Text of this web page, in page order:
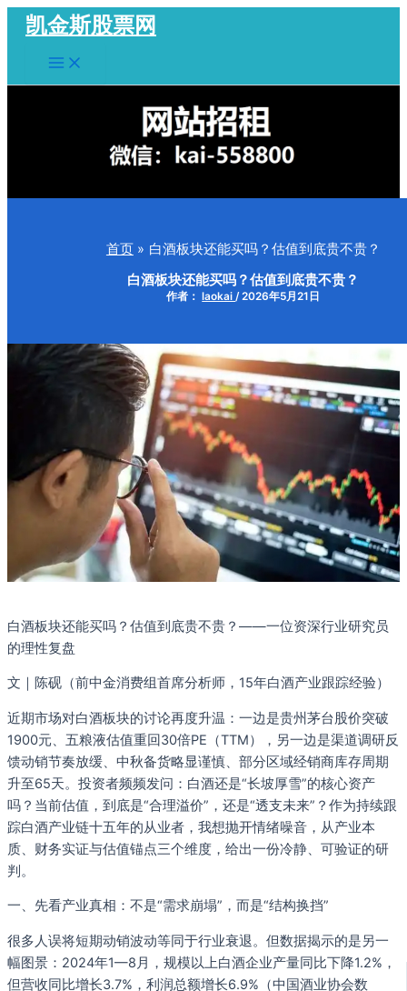
容
凯金斯股票网
Main
Menu
首页 白酒板块还能买吗？估值到底贵不贵？
白酒板块还能买吗？估值到底贵不贵？
作者： laokai /2026年5月21日
白酒板块还能买吗？估值到底贵不贵？——一位资深行业研究员
的理性复盘
文｜陈砚（前中金消费组首席分析师，15年白酒产业跟踪经验）
近期市场对白酒板块的讨论再度升温：一边是贵州茅台股价突破
1900元、五粮液估值重回30倍PE（TTM），另一边是渠道调研反
馈动销节奏放缓、中秋备货略显谨慎、部分区域经销商库存周期
升至65天。投资者频频发问：白酒还是“长坡厚雪”的核心资产
吗？当前估值，到底是“合理溢价”，还是“透支未来”？作为持续跟
踪白酒产业链十五年的从业者，我想抛开情绪噪音，从产业本
质、财务实证与估值锚点三个维度，给出一份冷静、可验证的研
判。
一、先看产业真相：不是“需求崩塌”，而是“结构换挡”
很多人误将短期动销波动等同于行业衰退。但数据揭示的是另一
幅图景：2024年1—8月，规模以上白酒企业产量同比下降1.2%，
但营收同比增长3.7%，利润总额增长6.9%（中国酒业协会数